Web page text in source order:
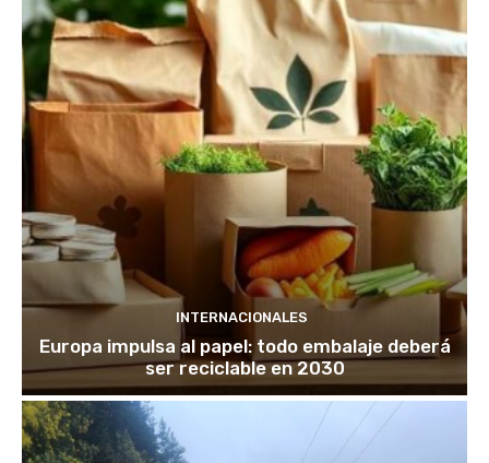
INTERNACIONALES
Europa impulsa al papel: todo embalaje deberá
ser reciclable en 2030